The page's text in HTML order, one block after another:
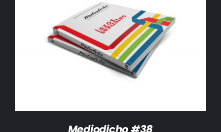
DETALLES